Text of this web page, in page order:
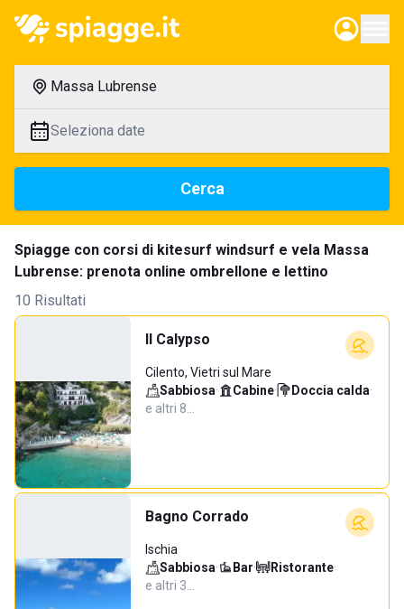
Massa Lubrense
Seleziona date
Cerca
Spiagge con corsi di kitesurf windsurf e vela Massa
Lubrense: prenota online ombrellone e lettino
10 Risultati
Il Calypso
Cilento, Vietri sul Mare
Sabbiosa· Cabine· Doccia calda·
e altri 8…
Bagno Corrado
Ischia
Sabbiosa· Bar· Ristorante·
e altri 3…